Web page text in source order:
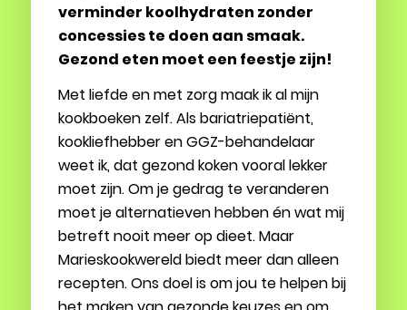
verminder koolhydraten zonder
concessies te doen aan smaak.
Gezond eten moet een feestje zijn!
Met liefde en met zorg maak ik al mijn
kookboeken zelf. Als bariatriepatiënt,
kookliefhebber en GGZ-behandelaar
weet ik, dat gezond koken vooral lekker
moet zijn. Om je gedrag te veranderen
moet je alternatieven hebben én wat mij
betreft nooit meer op dieet. Maar
Marieskookwereld biedt meer dan alleen
recepten. Ons doel is om jou te helpen bij